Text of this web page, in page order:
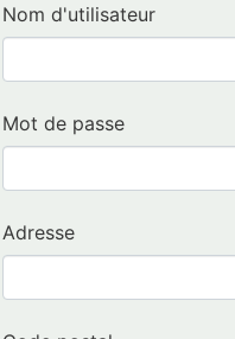
Nom d'utilisateur
Mot de passe
Adresse